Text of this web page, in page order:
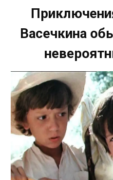
Васечкина